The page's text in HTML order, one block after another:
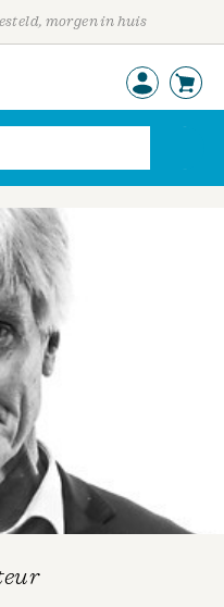
morgen in huis